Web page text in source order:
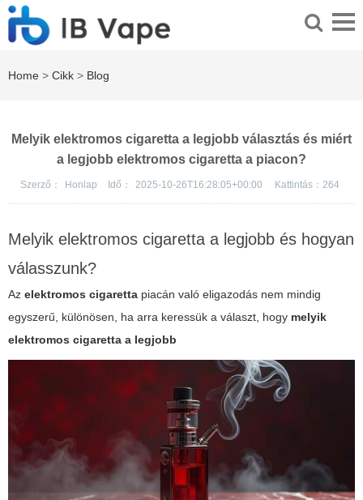
Home > Cikk > Blog
Melyik elektromos cigaretta a legjobb választás és miért
a legjobb elektromos cigaretta a piacon?
Szerző： Honlap Idő： 2025-10-26T16:28:05+00:00 Kattintás： 264
Melyik elektromos cigaretta a legjobb és hogyan
válasszunk?
Az elektromos cigaretta piacán való eligazodás nem mindig
egyszerű, különösen, ha arra keressük a választ, hogy melyik
elektromos cigaretta a legjobb